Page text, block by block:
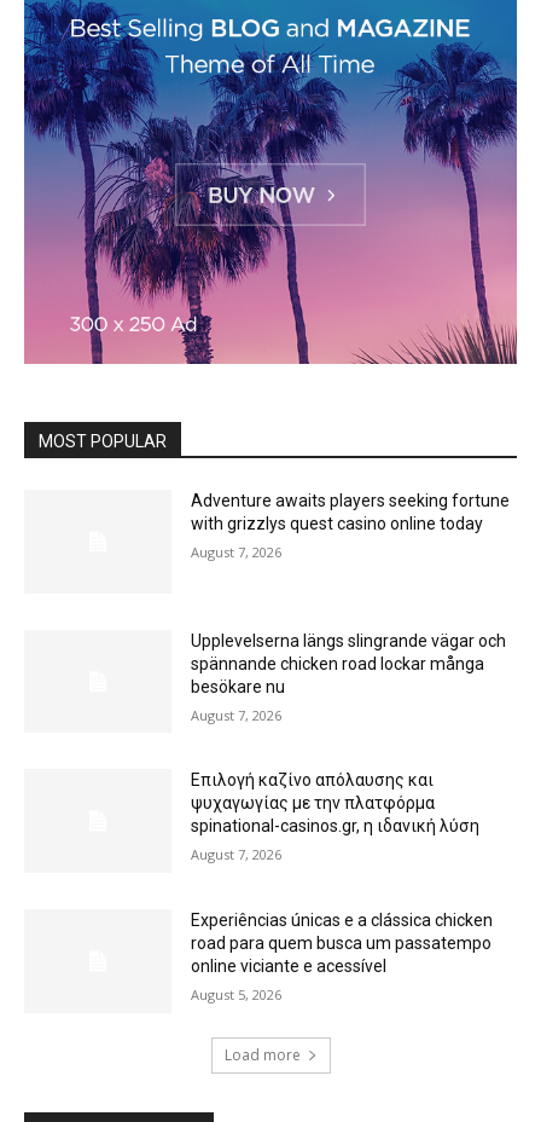
MOST POPULAR
Adventure awaits players seeking fortune
with grizzlys quest casino online today
August 7, 2026
Upplevelserna längs slingrande vägar och
spännande chicken road lockar många
besökare nu
August 7, 2026
Επιλογή καζίνο απόλαυσης και
ψυχαγωγίας με την πλατφόρμα
spinational-casinos.gr, η ιδανική λύση
August 7, 2026
Experiências únicas e a clássica chicken
road para quem busca um passatempo
online viciante e acessível
August 5, 2026
Load more